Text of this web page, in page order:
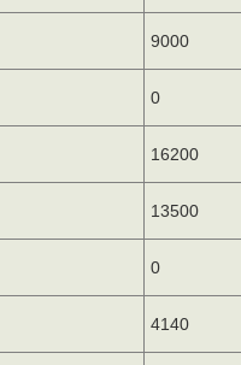
9000
0
16200
13500
0
4140